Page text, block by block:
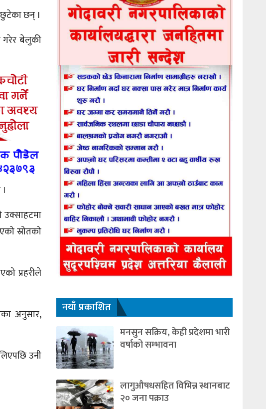
छुटेका छन् ।
गरेर बेलुकी
उक्साहटमा
स्रोतको
प्रहरीले
अनुसार,
उनी
नयाँ प्रकाशित
मनसुन सक्रिय, केही प्रदेशमा भारी
वर्षाको सम्भावना
लागुऔषधसहित विभिन्न स्थानबाट
२० जना पक्राउ